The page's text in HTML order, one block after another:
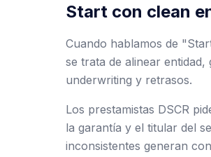
Start con clean
Cuando hablamos de
se trata de alinear
underwriting y retrasos.
Los prestamistas DSCR
la garantía y el titular del
inconsistentes generan